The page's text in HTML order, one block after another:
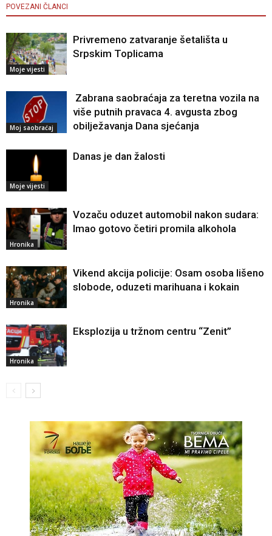
POVEZANI ČLANCI
Moje vijesti
Privremeno zatvaranje šetališta u
Srpskim Toplicama
Moj saobraćaj
Zabrana saobraćaja za teretna vozila na
više putnih pravaca 4. avgusta zbog
obilježavanja Dana sjećanja
Moje vijesti
Danas je dan žalosti
Hronika
Vozaču oduzet automobil nakon sudara:
Imao gotovo četiri promila alkohola
Hronika
Vikend akcija policije: Osam osoba lišeno
slobode, oduzeti marihuana i kokain
Hronika
Eksplozija u tržnom centru “Zenit”